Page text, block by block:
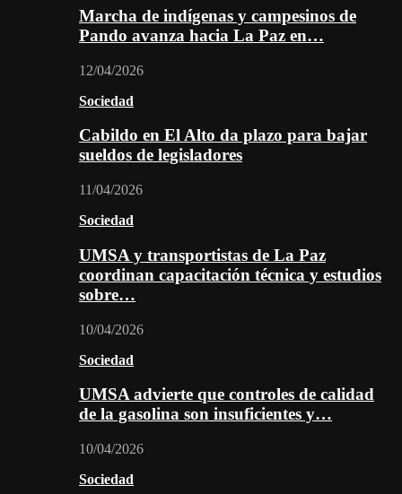
Marcha de indígenas y campesinos de
Pando avanza hacia La Paz en…
12/04/2026
Sociedad
Cabildo en El Alto da plazo para bajar
sueldos de legisladores
11/04/2026
Sociedad
UMSA y transportistas de La Paz
coordinan capacitación técnica y estudios
sobre…
10/04/2026
Sociedad
UMSA advierte que controles de calidad
de la gasolina son insuficientes y…
10/04/2026
Sociedad